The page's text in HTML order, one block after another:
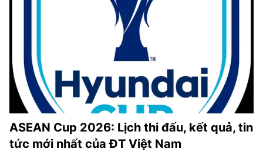
ASEAN Cup 2026: Lịch thi đấu, kết quả, tin
tức mới nhất của ĐT Việt Nam